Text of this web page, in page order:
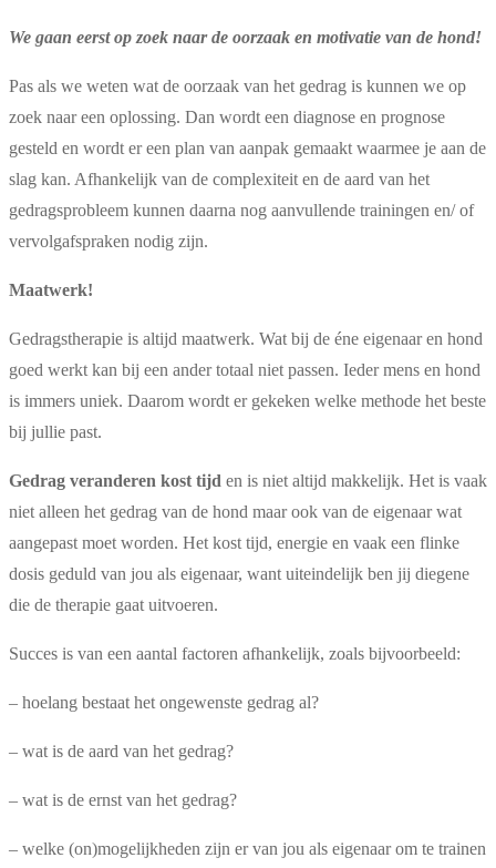
We gaan eerst op zoek naar de oorzaak en motivatie van de hond!
Pas als we weten wat de oorzaak van het gedrag is kunnen we op
zoek naar een oplossing. Dan wordt een diagnose en prognose
gesteld en wordt er een plan van aanpak gemaakt waarmee je aan de
slag kan. Afhankelijk van de complexiteit en de aard van het
gedragsprobleem kunnen daarna nog aanvullende trainingen en/ of
vervolgafspraken nodig zijn.
Maatwerk!
Gedragstherapie is altijd maatwerk. Wat bij de éne eigenaar en hond
goed werkt kan bij een ander totaal niet passen. Ieder mens en hond
is immers uniek. Daarom wordt er gekeken welke methode het beste
bij jullie past.
Gedrag veranderen kost tijd en is niet altijd makkelijk. Het is vaak
niet alleen het gedrag van de hond maar ook van de eigenaar wat
aangepast moet worden. Het kost tijd, energie en vaak een flinke
dosis geduld van jou als eigenaar, want uiteindelijk ben jij diegene
die de therapie gaat uitvoeren.
Succes is van een aantal factoren afhankelijk, zoals bijvoorbeeld:
– hoelang bestaat het ongewenste gedrag al?
– wat is de aard van het gedrag?
– wat is de ernst van het gedrag?
– welke (on)mogelijkheden zijn er van jou als eigenaar om te trainen